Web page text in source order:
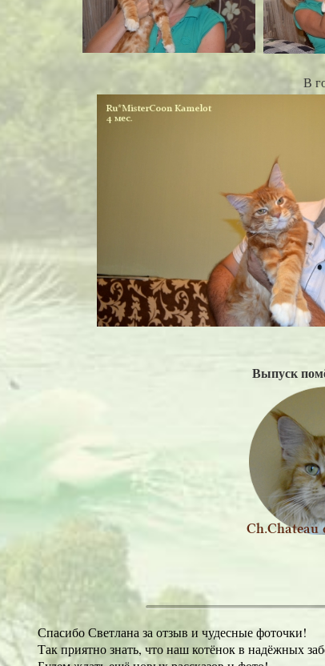
В
Выпуск
Спасибо Светлана за отзыв и чудесные фоточки!
Так приятно знать, что наш котёнок в надёжных